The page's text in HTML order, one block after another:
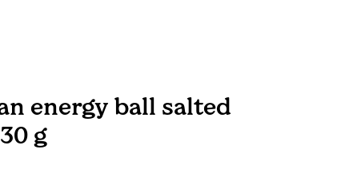
energy ball salted
g